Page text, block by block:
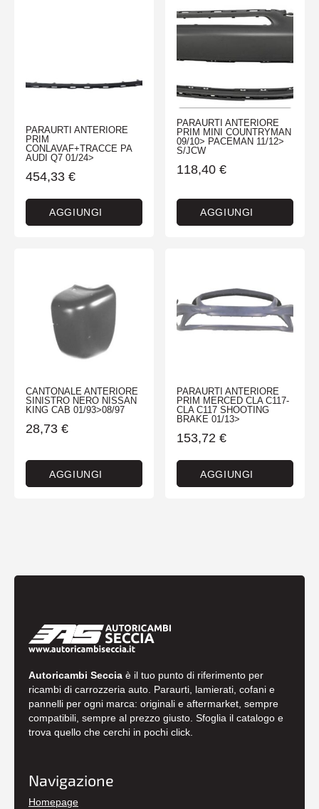
PARAURTI ANTERIORE
PRIM
CONLAVAF+TRACCE PA
AUDI Q7 01/24>
454,33 €
AGGIUNGI
PARAURTI ANTERIORE
PRIM MINI COUNTRYMAN
09/10> PACEMAN 11/12>
S/JCW
118,40 €
AGGIUNGI
CANTONALE ANTERIORE
SINISTRO NERO NISSAN
KING CAB 01/93>08/97
28,73 €
AGGIUNGI
PARAURTI ANTERIORE
PRIM MERCED CLA C117-
CLA C117 SHOOTING
BRAKE 01/13>
153,72 €
AGGIUNGI
Autoricambi Seccia è il tuo punto di riferimento per
ricambi di carrozzeria auto. Paraurti, lamierati, cofani e
pannelli per ogni marca: originali e aftermarket, sempre
compatibili, sempre al prezzo giusto. Sfoglia il catalogo e
trova quello che cerchi in pochi click.
Navigazione
Homepage